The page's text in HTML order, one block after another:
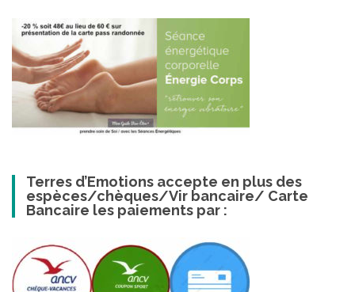
Terres d’Emotions accepte en plus des
espèces/chèques/Vir bancaire/ Carte
Bancaire les paiements par :